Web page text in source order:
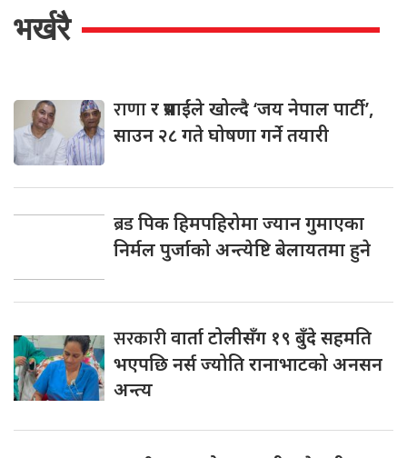
भर्खरै
राणार प्रसाईंले खोल्दै ‘जय नेपाल पार्टी’,
साउन २८ गते घोषणा गर्ने तयारी
ब्रडपिक हिमपहिरोमा ज्यान गुमाएका
निर्मल पुर्जाको अन्त्येष्टि बेलायतमा हुने
सरकारीवार्ता टोलीसँग १९ बुँदे सहमति
भएपछि नर्स ज्योति रानाभाटको अनसन
अन्त्य